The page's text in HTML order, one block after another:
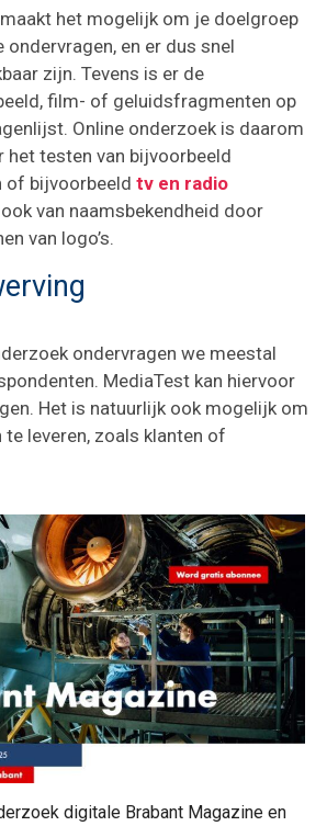
het mogelijk om je doelgroep
ondervragen, en er dus snel
zijn. Tevens is er de
film- of geluidsfragmenten op
Online onderzoek is daarom
het testen van bijvoorbeeld
of bijvoorbeeld tv en radio
van naamsbekendheid door
van logo’s.
ondervragen we meestal
MediaTest kan hiervoor
Het is natuurlijk ook mogelijk om
leveren, zoals klanten of
digitale Brabant Magazine en